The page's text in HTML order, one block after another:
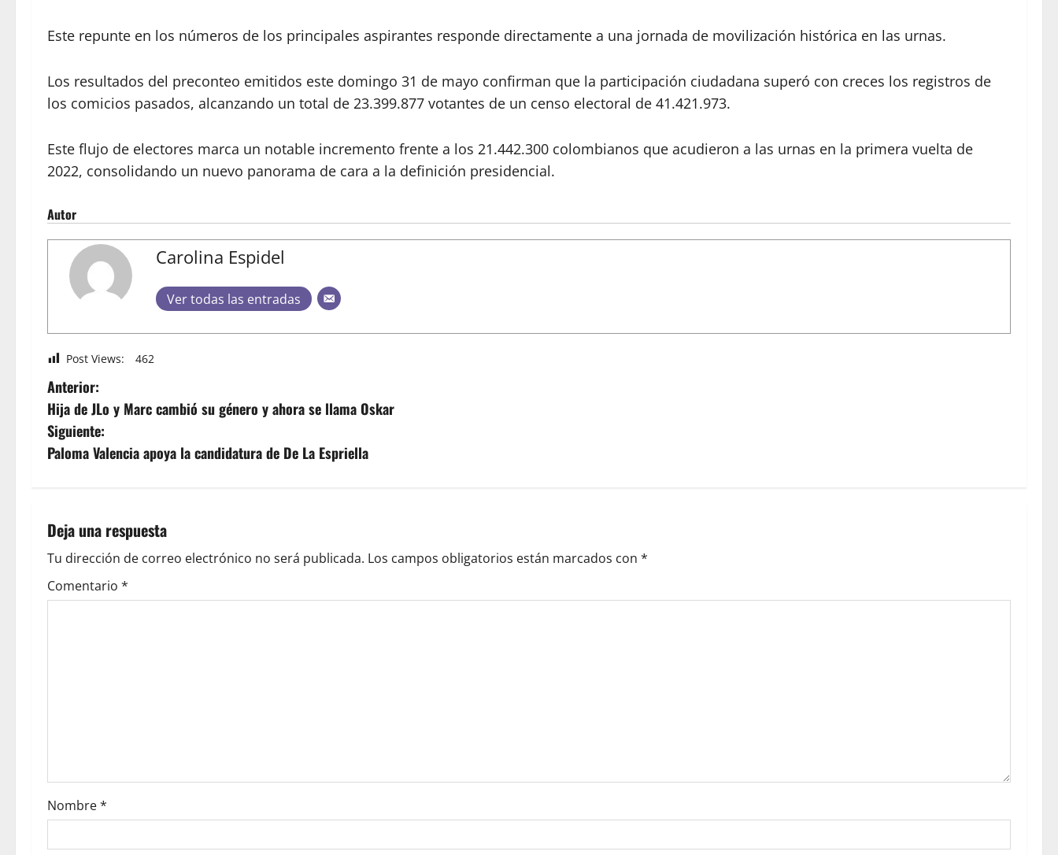
Este repunte en los números de los principales aspirantes responde directamente a una jornada de movilización histórica en las urnas.
Los resultados del preconteo emitidos este domingo 31 de mayo confirman que la participación ciudadana superó con creces los registros de
los comicios pasados, alcanzando un total de 23.399.877 votantes de un censo electoral de 41.421.973.
Este flujo de electores marca un notable incremento frente a los 21.442.300 colombianos que acudieron a las urnas en la primera vuelta de
2022, consolidando un nuevo panorama de cara a la definición presidencial.
Autor
Carolina Espidel
Ver todas las entradas
Post Views: 462
Anterior:
Hija de JLo y Marc cambió su género y ahora se llama Oskar
Siguiente:
Paloma Valencia apoya la candidatura de De La Espriella
Deja una respuesta
Tu dirección de correo electrónico no será publicada. Los campos obligatorios están marcados con *
Comentario *
Nombre*